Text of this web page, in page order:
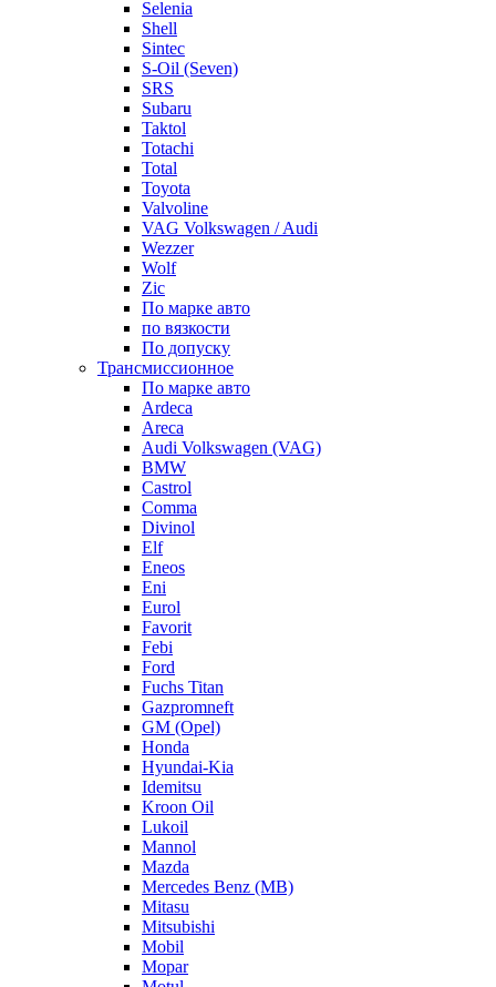
Selenia
Shell
Sintec
S-Oil (Seven)
SRS
Subaru
Taktol
Totachi
Total
Toyota
Valvoline
VAG Volkswagen / Audi
Wezzer
Wolf
Zic
По марке авто
по вязкости
По допуску
Трансмиссионное
По марке авто
Ardeca
Areca
Audi Volkswagen (VAG)
BMW
Castrol
Comma
Divinol
Elf
Eneos
Eni
Eurol
Favorit
Febi
Ford
Fuchs Titan
Gazpromneft
GM (Opel)
Honda
Hyundai-Kia
Idemitsu
Kroon Oil
Lukoil
Mannol
Mazda
Mercedes Benz (MB)
Mitasu
Mitsubishi
Mobil
Mopar